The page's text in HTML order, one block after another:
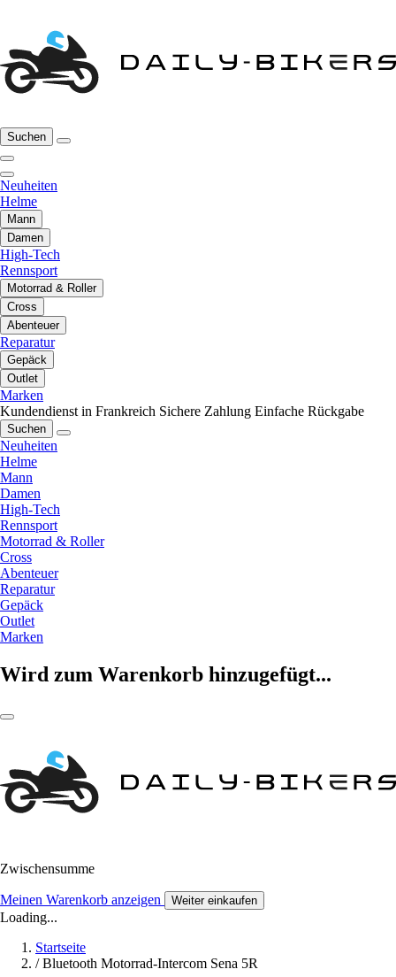
Suchen
Neuheiten
Helme
Mann
Damen
High-Tech
Rennsport
Motorrad & Roller
Cross
Abenteuer
Reparatur
Gepäck
Outlet
Marken
Kundendienst in Frankreich Sichere Zahlung Einfache Rückgabe
Suchen
Neuheiten
Helme
Mann
Damen
High-Tech
Rennsport
Motorrad & Roller
Cross
Abenteuer
Reparatur
Gepäck
Outlet
Marken
Wird zum Warenkorb hinzugefügt...
Zwischensumme
Meinen Warenkorb anzeigen Weiter einkaufen
Loading...
Startseite
/ Bluetooth Motorrad-Intercom Sena 5R